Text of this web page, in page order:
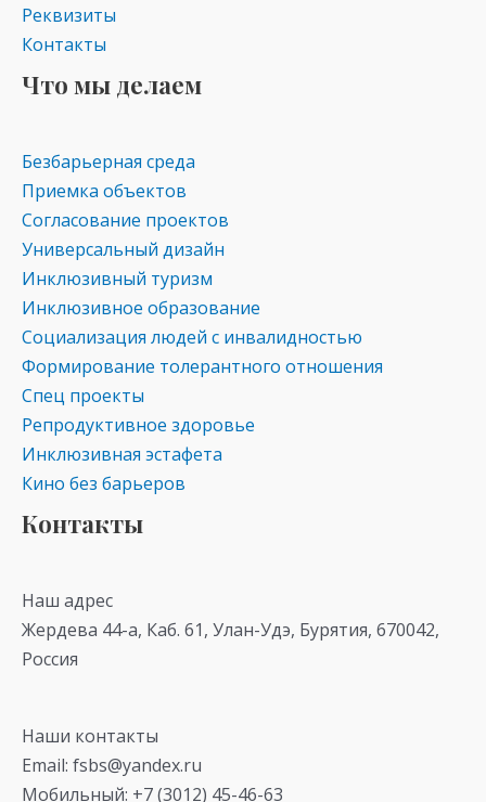
Реквизиты
Контакты
Что мы делаем
Безбарьерная среда
Приемка объектов
Согласование проектов
Универсальный дизайн
Инклюзивный туризм
Инклюзивное образование
Социализация людей с инвалидностью
Формирование толерантного отношения
Спец проекты
Репродуктивное здоровье
Инклюзивная эстафета
Кино без барьеров
Контакты
Наш адрес
Жердева 44-а, Каб. 61, Улан-Удэ, Бурятия, 670042,
Россия
Наши контакты
Email: fsbs@yandex.ru
Мобильный: +7 (3012) 45-46-63